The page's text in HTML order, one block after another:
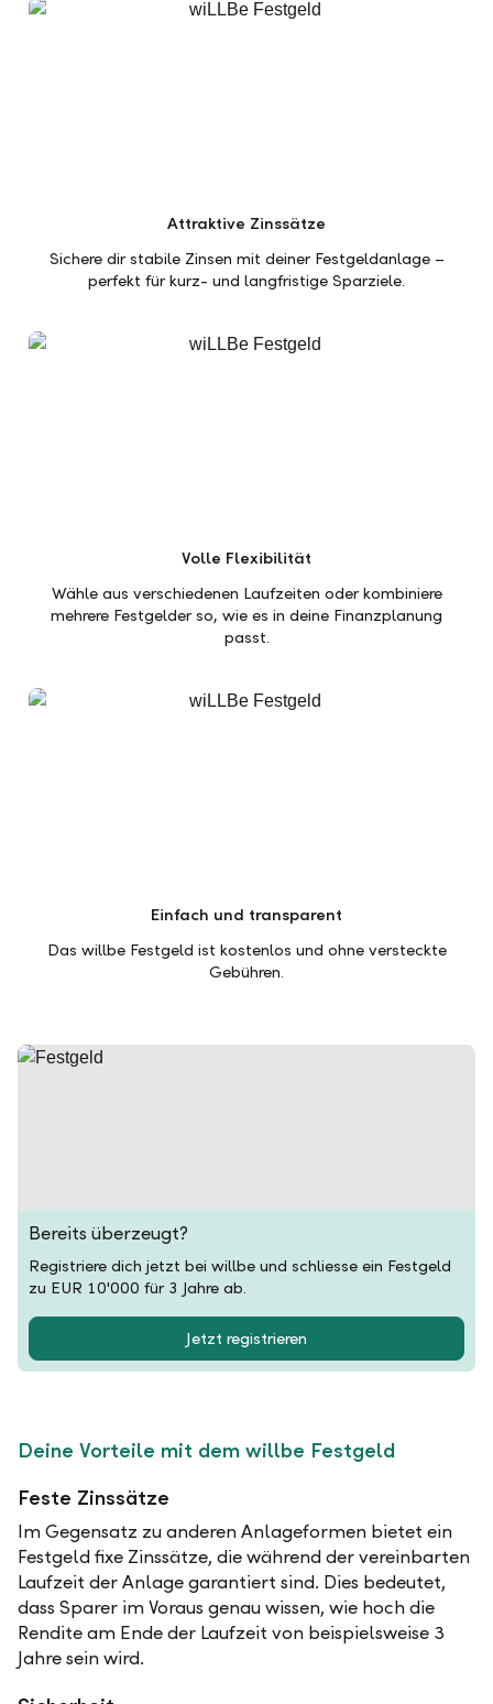
Attraktive Zinssätze
Sichere dir stabile Zinsen mit deiner Festgeldanlage –
perfekt für kurz- und langfristige Sparziele.
Volle Flexibilität
Wähle aus verschiedenen Laufzeiten oder kombiniere
mehrere Festgelder so, wie es in deine Finanzplanung
passt.
Einfach und transparent
Das willbe Festgeld ist kostenlos und ohne versteckte
Gebühren.
Bereits überzeugt?
Registriere dich jetzt bei willbe und schliesse ein Festgeld
zu EUR 10'000 für 3 Jahre ab.
Jetzt registrieren
Deine Vorteile mit dem willbe Festgeld
Feste Zinssätze
Im Gegensatz zu anderen Anlageformen bietet ein
Festgeld fixe Zinssätze, die während der vereinbarten
Laufzeit der Anlage garantiert sind. Dies bedeutet,
dass Sparer im Voraus genau wissen, wie hoch die
Rendite am Ende der Laufzeit von beispielsweise 3
Jahre sein wird.